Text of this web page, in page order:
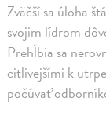
Zväčší sa úloha
svojim lídrom
Prehĺbia sa
citlivejšími k
počúvať